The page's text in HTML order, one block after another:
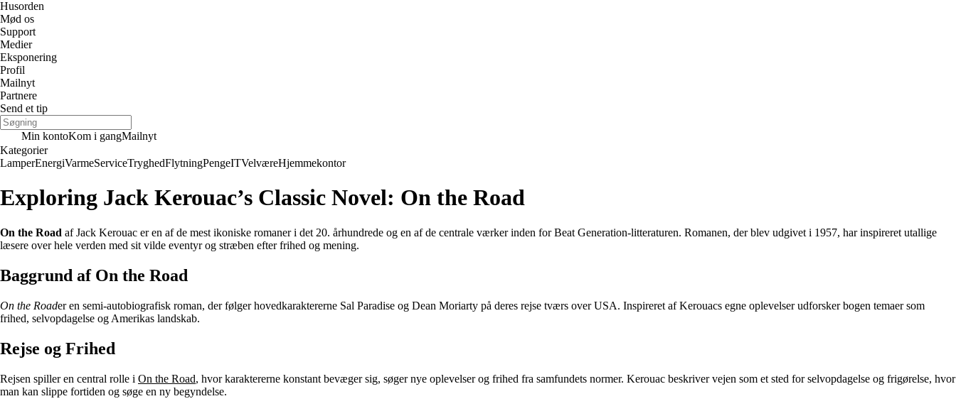
Husorden
Mød os
Support
Medier
Eksponering
Profil
Mailnyt
Partnere
Send et tip
Min kontoKom i gangMailnyt
Kategorier
LamperEnergiVarmeServiceTryghedFlytningPengeITVelværeHjemmekontor
Exploring Jack Kerouac’s Classic Novel: On the Road
On the Road af Jack Kerouac er en af de mest ikoniske romaner i det 20. århundrede og en af de centrale værker inden for Beat Generation-litteraturen. Romanen, der blev udgivet i 1957, har inspireret utallige
læsere over hele verden med sit vilde eventyr og stræben efter frihed og mening.
Baggrund af On the Road
On the Roader en semi-autobiografisk roman, der følger hovedkaraktererne Sal Paradise og Dean Moriarty på deres rejse tværs over USA. Inspireret af Kerouacs egne oplevelser udforsker bogen temaer som
frihed, selvopdagelse og Amerikas landskab.
Rejse og Frihed
Rejsen spiller en central rolle i On the Road, hvor karaktererne konstant bevæger sig, søger nye oplevelser og frihed fra samfundets normer. Kerouac beskriver vejen som et sted for selvopdagelse og frigørelse, hvor
man kan slippe fortiden og søge en ny begyndelse.